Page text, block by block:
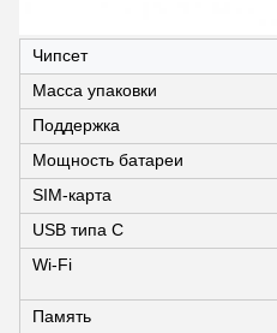
Чипсет
Масса упаковки
Поддержка
Мощность батареи
SIM-карта
USB типа C
Wi-Fi
Память